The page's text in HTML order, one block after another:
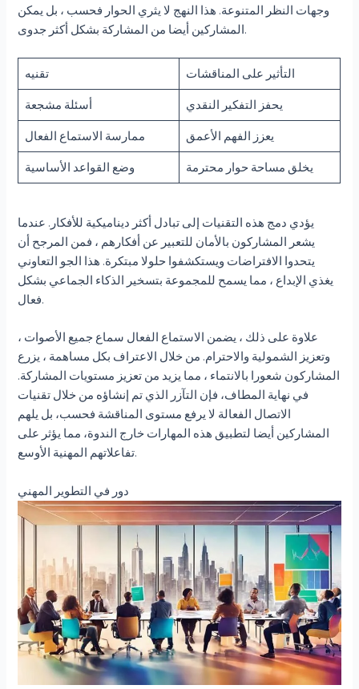
وجهات النظر المتنوعة. هذا النهج لا يثري الحوار فحسب ، بل يمكن
المشاركين أيضا من المشاركة بشكل أكثر جدوى.
تقنيه التأثير على المناقشات
أسئلة مشجعة يحفز التفكير النقدي
ممارسة الاستماع الفعال يعزز الفهم الأعمق
وضع القواعد الأساسية يخلق مساحة حوار محترمة
يؤدي دمج هذه التقنيات إلى تبادل أكثر ديناميكية للأفكار. عندما
يشعر المشاركون بالأمان للتعبير عن أفكارهم ، فمن المرجح أن
يتحدوا الافتراضات ويستكشفوا حلولا مبتكرة. هذا الجو التعاوني
يغذي الإبداع ، مما يسمح للمجموعة بتسخير الذكاء الجماعي بشكل
فعال.
علاوة على ذلك ، يضمن الاستماع الفعال سماع جميع الأصوات ،
وتعزيز الشمولية والاحترام. من خلال الاعتراف بكل مساهمة ، يزرع
المشاركون شعورا بالانتماء ، مما يزيد من تعزيز مستويات المشاركة.
في نهاية المطاف، فإن التآزر الذي تم إنشاؤه من خلال تقنيات
الاتصال الفعالة لا يرفع مستوى المناقشة فحسب، بل يلهم
المشاركين أيضا لتطبيق هذه المهارات خارج الندوة، مما يؤثر على
تفاعلاتهم المهنية الأوسع.
دور في التطوير المهني